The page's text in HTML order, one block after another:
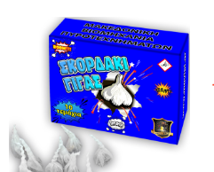
Add to wishlist